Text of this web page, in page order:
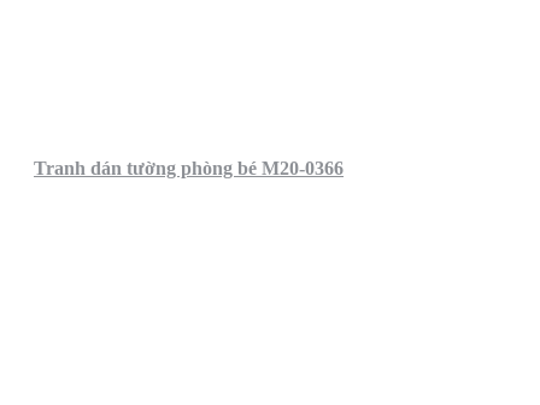
Tranh dán tường phòng bé M20-0366